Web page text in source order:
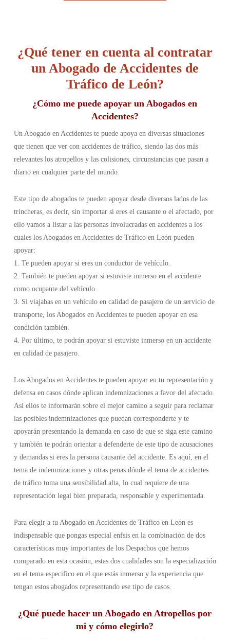
¿Qué tener en cuenta al contratar
un Abogado de Accidentes de
Tráfico de León?
¿Cómo me puede apoyar un Abogados en
Accidentes?
Un Abogado en Accidentes te puede apoya en diversas situaciones
que tienen que ver con accidentes de tráfico, siendo las dos más
relevantes los atropellos y las colisiones, circunstancias que pasan a
diario en cualquier parte del mundo.
Este tipo de abogados te pueden apoyar desde diversos lados de las
trincheras, es decir, sin importar si eres el causante o el afectado, por
ello vamos a listar a las personas involucradas en accidentes a los
cuales los Abogados en Accidentes de Tráfico en León pueden
apoyar:
1. Te pueden apoyar si eres un conductor de vehículo.
2. También te pueden apoyar si estuviste inmerso en el accidente
como ocupante del vehículo.
3. Si viajabas en un vehículo en calidad de pasajero de un servicio de
transporte, los Abogados en Accidentes te pueden apoyar en esa
condición también.
4. Por último, te podrán apoyar si estuviste inmerso en un accidente
en calidad de pasajero.
Los Abogados en Accidentes te pueden apoyar en tu representación y
defensa en casos dónde aplican indemnizaciones a favor del afectado.
Así ellos te informarán sobre el mejor camino a seguir para reclamar
las posibles indemnizaciones que puedan corresponderte y te
apoyarán presentando la demanda en caso de que se siga este camino
y también te podrán orientar a defenderte de este tipo de acusaciones
y demandas si eres la persona causante del accidente. Es aquí, en el
tema de indemnizaciones y otras penas dónde el tema de accidentes
de tráfico toma una sensibilidad alta, lo cual requiere de una
representación legal bien preparada, responsable y experimentada.
Para elegir a tu Abogado en Accidentes de Tráfico en León es
indispensable que pongas especial enfsis en la combinación de dos
características muy importantes de los Despachos que hemos
comparado en esta ocasión, estas dos cualidades son la especialización
en el tema especifico en el que estás inmerso y la experiencia que
tengan estos abogados representando ese tipo de casos.
¿Qué puede hacer un Abogado en Atropellos por
mi y cómo elegirlo?